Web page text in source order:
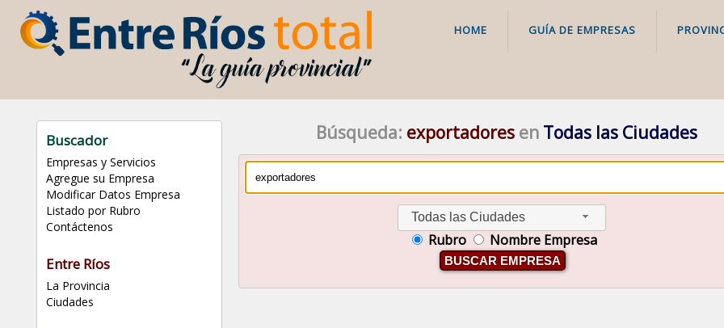
HOME GUÍA DE EMPRESAS
Buscador
Empresas y Servicios
Agregue su Empresa
Modificar Datos Empresa
Listado por Rubro
Contáctenos
Entre Ríos
La Provincia
Ciudades
Búsqueda: exportadores en Todas las Ciudades
Todas las Ciudades
Rubro Nombre Empresa
BUSCAR EMPRESA